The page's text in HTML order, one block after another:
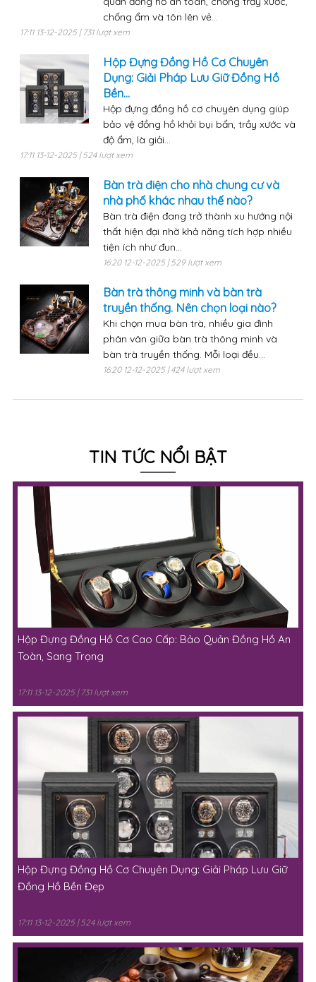
chống ẩm và tôn lên vẻ...
17:11 13-12-2025 | 731 lượt xem
Hộp Đựng Đồng Hồ Cơ Chuyên
Dụng: Giải Pháp Lưu Giữ Đồng Hồ
Bền...
Hộp đựng đồng hồ cơ chuyên dụng giúp
bảo vệ đồng hồ khỏi bụi bẩn, trầy xước và
độ ẩm, là giải...
17:11 13-12-2025 | 524 lượt xem
Bàn trà điện cho nhà chung cư và
nhà phố khác nhau thế nào?
Bàn trà điện đang trở thành xu hướng nội
thất hiện đại nhờ khả năng tích hợp nhiều
tiện ích như đun...
16:20 12-12-2025 | 529 lượt xem
Bàn trà thông minh và bàn trà
truyền thống. Nên chọn loại nào?
Khi chọn mua bàn trà, nhiều gia đình
phân vân giữa bàn trà thông minh và
bàn trà truyền thống. Mỗi loại đều...
16:20 12-12-2025 | 424 lượt xem
TIN TỨC NỔI BẬT
Hộp Đựng Đồng Hồ Cơ Cao Cấp: Bảo Quản Đồng Hồ An
Toàn, Sang Trọng
17:11 13-12-2025 | 731 lượt xem
Hộp Đựng Đồng Hồ Cơ Chuyên Dụng: Giải Pháp Lưu Giữ
Đồng Hồ Bền Đẹp
17:11 13-12-2025 | 524 lượt xem